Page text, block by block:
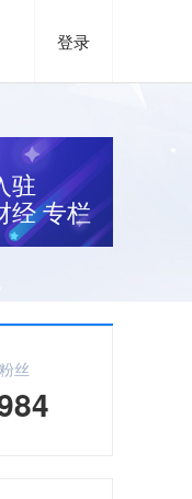
登录
驻
经专栏
粉丝